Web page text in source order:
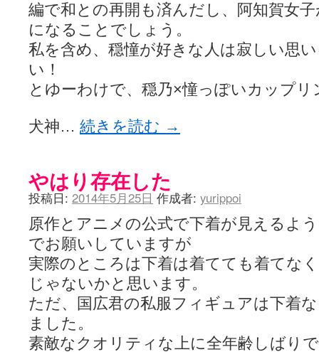
編で和との再開も済んだし、阿知賀女
になることでしょう。
私を含め、穏憧が好きな人は寂しい思
い！
とゆーわけで、穏乃×憧っぽいカップ
犬神… 続きを読む →
やはり存在した
投稿日: 2014年5月25日 作成者: yurippoi
原作とアニメの公式で下着が見えるよ
でお願いしていますが
実際のところは下着は着てても着てな
じゃないかと思います。
ただ、国広君の私服フィギュアは下着
ました。
素敵なクオリティな上に全年齢しばり